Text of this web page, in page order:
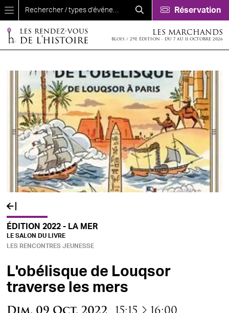
Aller au contenu principal
Réservation
LES MARCHANDS
BLOIS / 29E ÉDITION - DU 7 AU 11 OCTOBRE 2026
ÉDITION 2022 - LA MER
LE SALON DU LIVRE
LES RENCONTRES JEUNESSE
L'obélisque de Louqsor
traverse les mers